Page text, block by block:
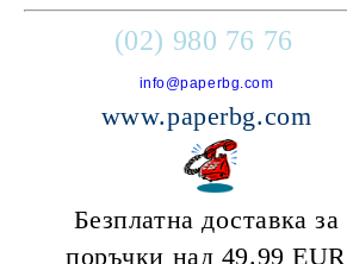
(02) 980 76 76
info@paperbg.com
www.paperbg.com
Безплатна доставка за
поръчки над 49.99EUR